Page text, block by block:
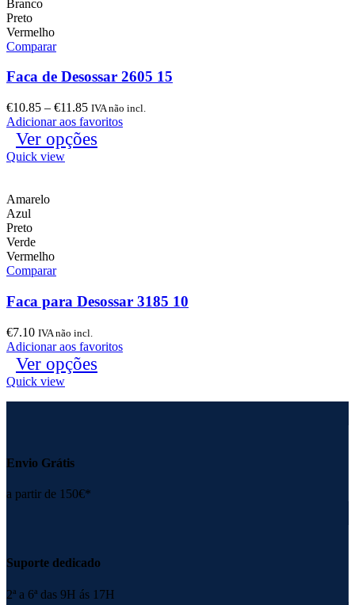
Branco
Preto
Vermelho
Comparar
Faca de Desossar 2605 15
€10.85 – €11.85 IVA não incl.
Adicionar aos favoritos
Ver opções
Quick view
Amarelo
Azul
Preto
Verde
Vermelho
Comparar
Faca para Desossar 3185 10
€7.10 IVA não incl.
Adicionar aos favoritos
Ver opções
Quick view
Envio Grátis
a partir de 150€*
Suporte dedicado
2ª a 6ª das 9H ás 17H